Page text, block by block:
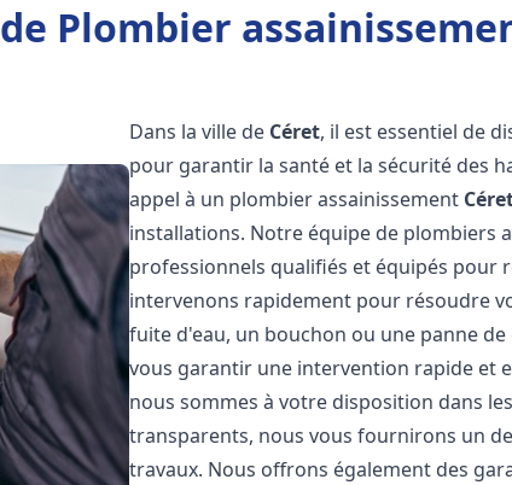
Plombier
Dans la ville de Céret, il est essentiel de
pour garantir la santé et la sécurité des
appel à un plombier assainissement
installations. Notre équipe de plombiers
professionnels qualifiés et équipés pour
intervenons rapidement pour résoudre
fuite d'eau, un bouchon ou une panne
vous garantir une intervention rapide et
nous sommes à votre disposition dans
transparents, nous vous fournirons un
travaux. Nous offrons également des